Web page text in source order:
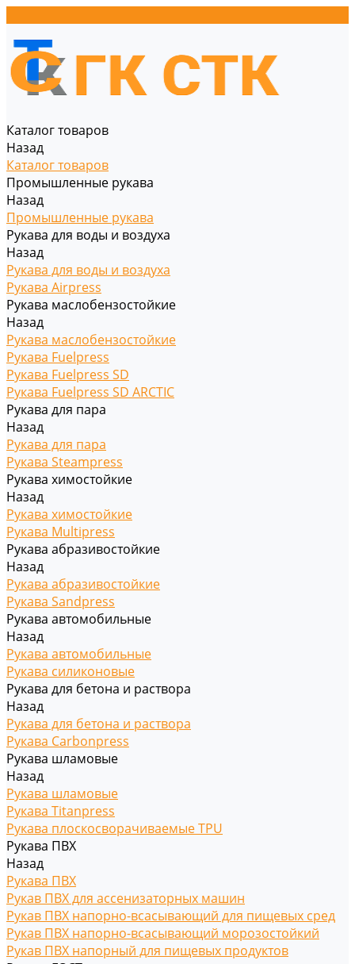
Каталог товаров
Назад
Каталог товаров
Промышленные рукава
Назад
Промышленные рукава
Рукава для воды и воздуха
Назад
Рукава для воды и воздуха
Рукава Airpress
Рукава маслобензостойкие
Назад
Рукава маслобензостойкие
Рукава Fuelpress
Рукава Fuelpress SD
Рукава Fuelpress SD ARCTIC
Рукава для пара
Назад
Рукава для пара
Рукава Steampress
Рукава химостойкие
Назад
Рукава химостойкие
Рукава Multipress
Рукава абразивостойкие
Назад
Рукава абразивостойкие
Рукава Sandpress
Рукава автомобильные
Назад
Рукава автомобильные
Рукава силиконовые
Рукава для бетона и раствора
Назад
Рукава для бетона и раствора
Рукава Carbonpress
Рукава шламовые
Назад
Рукава шламовые
Рукава Titanpress
Рукава плоскосворачиваемые TPU
Рукава ПВХ
Назад
Рукава ПВХ
Рукав ПВХ для ассенизаторных машин
Рукав ПВХ напорно-всасывающий для пищевых сред
Рукав ПВХ напорно-всасывающий морозостойкий
Рукав ПВХ напорный для пищевых продуктов